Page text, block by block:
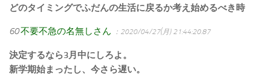
どのタイミングでふだんの生活に戻るか考え始めるべき時
60不要不急の名無しさん ：2020/04/27(月) 21:44:20.87
決定するなら3月中にしろよ。
新学期始まったし、今さら遅い。